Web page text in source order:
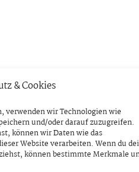
& Cookies
verwenden wir Technologien wie
und/oder darauf zuzugreifen.
können wir Daten wie das
Website verarbeiten. Wenn du
können bestimmte Merkmale
ihren großartigen